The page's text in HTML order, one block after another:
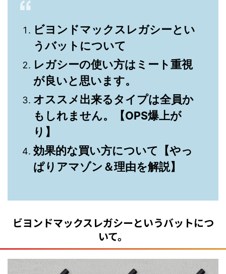
ビヨンドマックスレガシーとい
うバットについて
レガシーの使い方はミート重視
が良いと思います。
オススメ出来るタイプは全員か
もしれません。【OPS爆上が
り】
効果的な買い方について【やっ
ぱりアマゾン＆理由を解説】
ビヨンドマックスレガシーというバットにつ
いて。